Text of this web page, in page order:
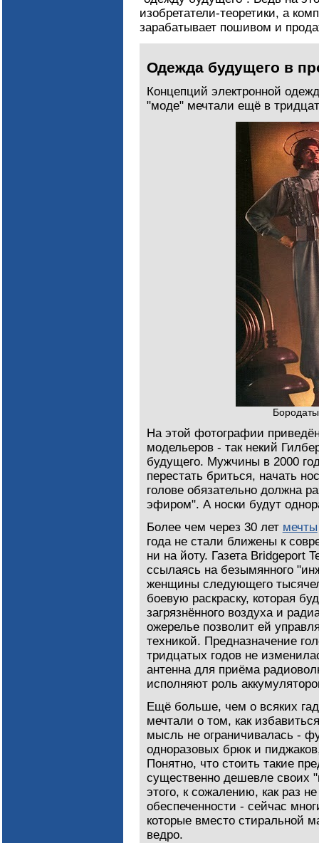
изобретатели-теоретики, а
зарабатывает пошивом и
Одежда будущего в
Концепций электронной
"моде" мечтали ещё в
На этой фотографии
модельеров - так некий
будущего. Мужчины в 2000
перестать бриться, начать
голове обязательно должна
эфиром". А носки будут
Более чем через 30 лет мечты
года не стали ближены к
ни на йоту. Газета Bridgeport
ссылаясь на безымянного
женщины следующего
боевую раскраску, которая
загрязнённого воздуха и
ожерелье позволит ей
техникой. Предназначение
тридцатых годов не
антенна для приёма
исполняют роль
Ещё больше, чем о всяких
мечтали о том, как
мысль не ограничивалась -
одноразовых брюк и
Понятно, что стоить такие
существенно дешевле своих
этого, к сожалению, как раз
обеспеченности - сейчас
которые вместо стиральной
ведро.